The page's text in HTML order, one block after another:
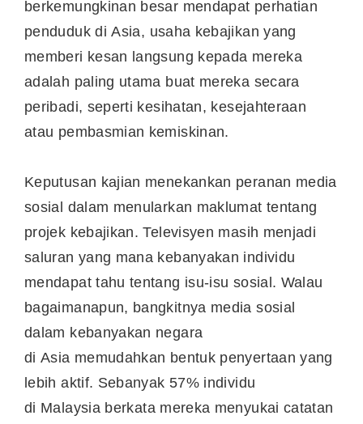
berkemungkinan besar mendapat perhatian
penduduk diAsia, usaha kebajikan yang
memberi kesan langsung kepada mereka
adalah paling utama buat mereka secara
peribadi, seperti kesihatan, kesejahteraan
atau pembasmian kemiskinan.
Keputusan kajian menekankan peranan media
sosial dalam menularkan maklumat tentang
projek kebajikan. Televisyen masih menjadi
saluran yang mana kebanyakan individu
mendapat tahu tentang isu-isu sosial. Walau
bagaimanapun, bangkitnya media sosial
dalam kebanyakan negara
diAsia memudahkan bentuk penyertaan yang
lebih aktif. Sebanyak 57% individu
di Malaysiaberkata mereka menyukai catatan